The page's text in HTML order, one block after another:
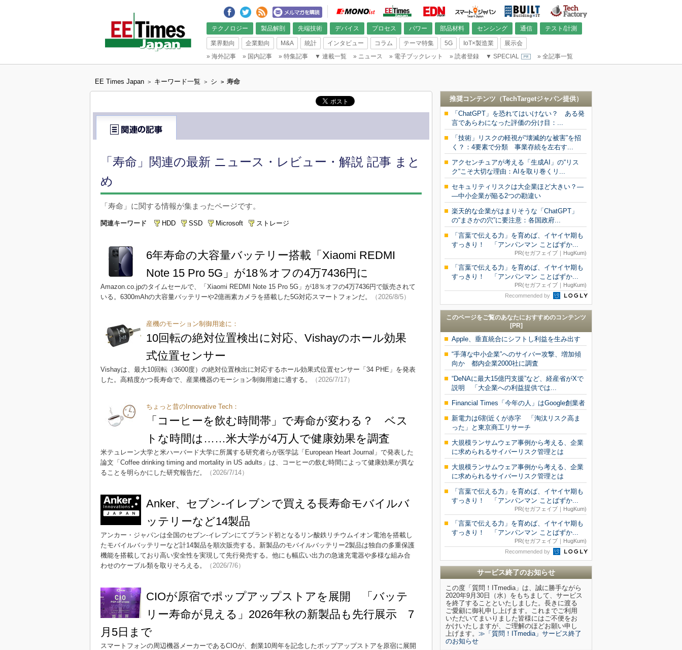
テクノロジー 製品解剖 先端技術 デバイス プロセス パワー 部品材料 センシング 通信 テスト/計測
業界動向 企業動向 M&A 統計 インタビュー コラム テーマ特集 5G IoT×製造業
展示会
» 海外記事 » 国内記事 » 特集記事 ▼ 連載一覧 » ニュース » 電子ブックレット » 読者登録 ▼ SPECIAL » 全記事一覧
EE Times Japan > キーワード一覧 > シ > 寿命
「寿命」関連の最新 ニュース・レビュー・解説 記事 まと
め
「寿命」に関する情報が集まったページです。
関連キーワード HDD SSD Microsoft ストレージ
6年寿命の大容量バッテリー搭載「Xiaomi REDMI
Note 15 Pro 5G」が18％オフの4万7436円に
Amazon.co.jpのタイムセールで、「Xiaomi REDMI Note 15 Pro 5G」が18％オフの4万7436円で販売されて
いる。6300mAhの大容量バッテリーや2億画素カメラを搭載した5G対応スマートフォンだ。
（2026/8/5）
産機のモーション制御用途に：
10回転の絶対位置検出に対応、Vishayのホール効果
式位置センサー
Vishayは、最大10回転（3600度）の絶対位置検出に対応するホール効果式位置センサー「34 PHE」を発表
した。高精度かつ長寿命で、産業機器のモーション制御用途に適する。
（2026/7/17）
ちょっと昔のInnovative Tech：
「コーヒーを飲む時間帯」で寿命が変わる？ ベス
トな時間は……米大学が4万人で健康効果を調査
米テュレーン大学と米ハーバード大学に所属する研究者らが医学誌「European Heart Journal」で発表した
論文「Coffee drinking timing and mortality in US adults」は、コーヒーの飲む時間によって健康効果が異な
ることを明らかにした研究報告だ。
（2026/7/14）
Anker、セブン-イレブンで買える長寿命モバイルバ
ッテリーなど14製品
アンカー・ジャパンは全国のセブン-イレブンにてブランド初となるリン酸鉄リチウムイオン電池を搭載し
たモバイルバッテリーなど計14製品を順次販売する。新製品のモバイルバッテリー2製品は独自の多重保護
機能を搭載しており高い安全性を実現して先行発売する。他にも幅広い出力の急速充電器や多様な組み合
わせのケーブル類を取りそろえる。
（2026/7/6）
CIOが原宿でポップアップストアを展開 「バッテ
リー寿命が見える」2026年秋の新製品も先行展示 7
月5日まで
スマートフォンの周辺機器メーカーであるCIOが、創業10周年を記念したポップアップストアを原宿に展開
推奨コンテンツ（TechTargetジャパン提供）
「ChatGPT」を恐れてはいけない？ ある発
言であらわになった評価の分け目：...
「技術」リスクの軽視が“壊滅的な被害”を招
く？：4要素で分類 事業存続を左右す...
アクセンチュアが考える「生成AI」の“リス
ク“こそ大切な理由：AIを取り巻くリ...
セキュリティリスクは大企業ほど大きい？―
―中小企業が陥る2つの勘違い
楽天的な企業がはまりそうな「ChatGPT」
の“まさかの穴”に要注意：各国政府...
「言葉で伝える力」を育めば、イヤイヤ期も
すっきり！ 「アンパンマン ことばずか...
PR(セガフェイブ｜HugKum)
「言葉で伝える力」を育めば、イヤイヤ期も
すっきり！ 「アンパンマン ことばずか...
PR(セガフェイブ｜HugKum)
Recommended by
このページをご覧のあなたにおすすめのコンテンツ
[PR]
Apple、垂直統合にシフトし利益を生み出す
“手薄な中小企業”へのサイバー攻撃、増加傾
向か 都内企業2000社に調査
“DeNAに最大15億円支援”など、経産省がXで
説明 「大企業への利益提供では...
Financial Times「今年の人」はGoogle創業者
新電力は6割近くが赤字 「淘汰リスク高ま
った」と東京商工リサーチ
大規模ランサムウェア事例から考える、企業
に求められるサイバーリスク管理とは
大規模ランサムウェア事例から考える、企業
に求められるサイバーリスク管理とは
「言葉で伝える力」を育めば、イヤイヤ期も
すっきり！ 「アンパンマン ことばずか...
PR(セガフェイブ｜HugKum)
「言葉で伝える力」を育めば、イヤイヤ期も
すっきり！ 「アンパンマン ことばずか...
PR(セガフェイブ｜HugKum)
Recommended by
サービス終了のお知らせ
この度「質問！ITmedia」は、誠に勝手ながら
2020年9月30日（水）をもちまして、サービス
を終了することといたしました。長きに渡る
ご愛顧に御礼申し上げます。これまでご利用
いただいてまいりました皆様にはご不便をお
かけいたしますが、ご理解のほどお願い申し
上げます。 ≫「質問！ITmedia」サービス終了
のお知らせ